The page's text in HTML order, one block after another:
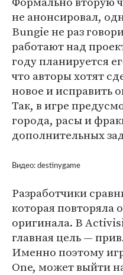
не анонсировал,
Bungie не раз
работают над
году планируется
что авторы хотят
новое и исправить
Так, в игре
города, расы и
дополнительных
Видео: destinygame
Разработчики
которая повторяла
оригинала. В
главная цель —
Именно поэтому
One, может выйти